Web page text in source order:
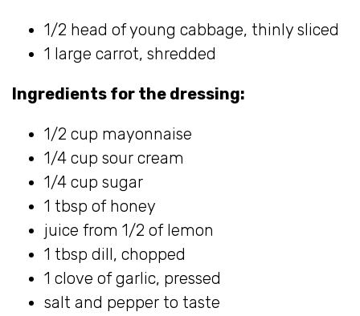
1/2 head of young cabbage, thinly sliced
1 large carrot, shredded
Ingredients for the dressing:
1/2 cup mayonnaise
1/4 cup sour cream
1/4 cup sugar
1 tbsp of honey
juice from 1/2 of lemon
1 tbsp dill, chopped
1 clove of garlic, pressed
salt and pepper to taste